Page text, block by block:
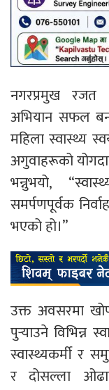
नगरप्रमुख रजत
अभियान सफल
महिला स्वास्थ्य
अगुवाहरूको
भन्नुभयो,
समर्पणपूर्वक
भएको हो।”
उक्त अवसरमा
पुर्‍याउने विभिन्न
स्वास्थ्यकर्मी र
र दोसल्ला